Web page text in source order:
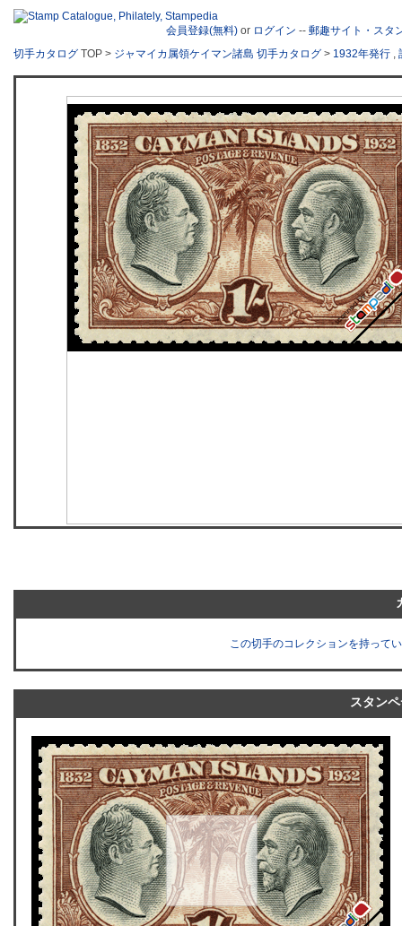
会員登録(無料) or ログイン -- 郵趣サイト・スタ
切手カタログ TOP > ジャマイカ属領ケイマン諸島 切手カタログ > 1932年発行 ,
この切手のコレクションを持って
スタン